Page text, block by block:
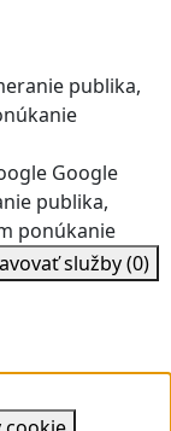
publika,
Google
publika,
ponúkanie
služby(0)